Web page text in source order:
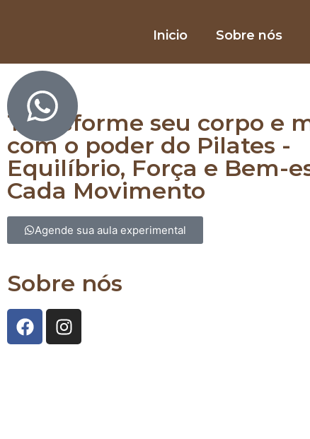
Inicio Sobre nós
Equilibre corpo e mente com Pilates
Transforme seu corpo e
com o poder do Pilates -
Equilíbrio, Força e Bem-
Cada Movimento
Agende sua aula experimental
Sobre nós